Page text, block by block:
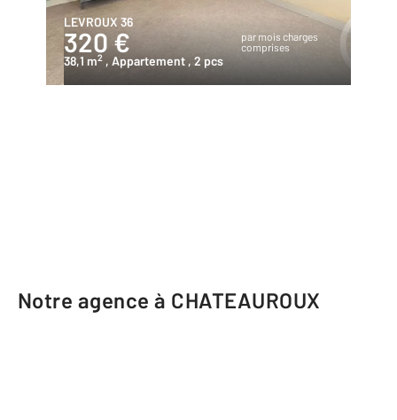
LEVROUX 36
320 €
par mois charges
comprises
38,1 m2 , Appartement , 2 pcs
Notre agence à CHATEAUROUX